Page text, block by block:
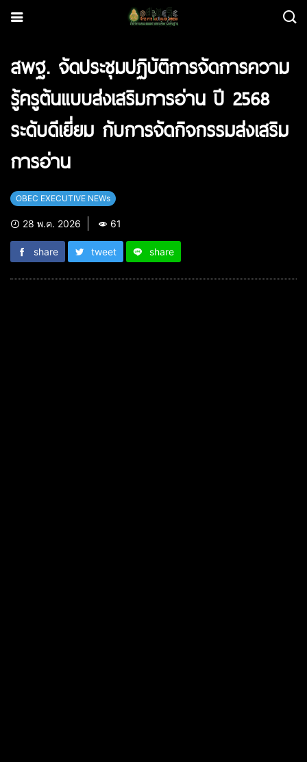
สพฐ. จัดประชุมปฏิบัติการจัดการความ
รู้ครูต้นแบบส่งเสริมการอ่าน ปี 2568
ระดับดีเยี่ยม กับการจัดกิจกรรมส่งเสริม
การอ่าน
OBEC EXECUTIVE NEWs
28 พ.ค. 2026 61
share tweet share